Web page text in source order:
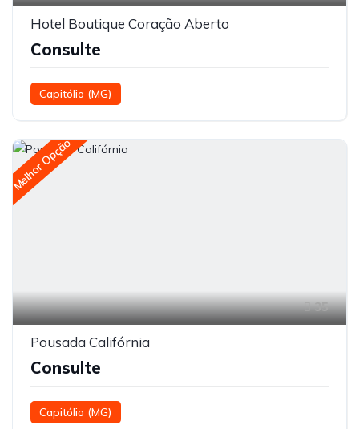
Hotel Boutique Coração Aberto
Consulte
Capitólio (MG)
Melhor Opção
35
Pousada Califórnia
Consulte
Capitólio (MG)